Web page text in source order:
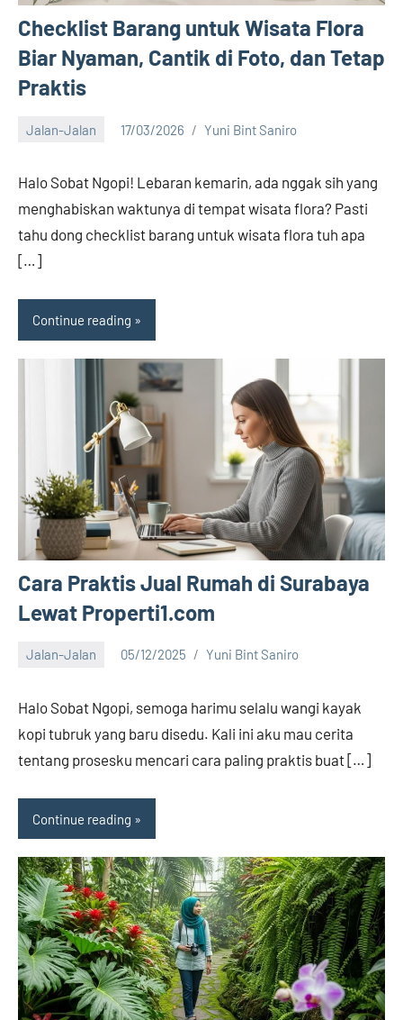
Checklist Barang untuk Wisata Flora
Biar Nyaman, Cantik di Foto, dan Tetap
Praktis
Jalan-Jalan 17/03/2026 Yuni Bint Saniro
Halo Sobat Ngopi! Lebaran kemarin, ada nggak sih yang
menghabiskan waktunya di tempat wisata flora? Pasti
tahu dong checklist barang untuk wisata flora tuh apa
[…]
Continue reading
Cara Praktis Jual Rumah di Surabaya
Lewat Properti1.com
Jalan-Jalan 05/12/2025 Yuni Bint Saniro
Halo Sobat Ngopi, semoga harimu selalu wangi kayak
kopi tubruk yang baru disedu. Kali ini aku mau cerita
tentang prosesku mencari cara paling praktis buat […]
Continue reading